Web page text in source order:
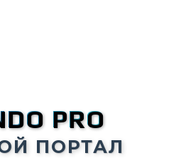
PRO
ПОРТАЛ